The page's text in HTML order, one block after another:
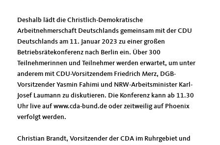
Deshalb lädt die Christlich-Demokratische
Arbeitnehmerschaft Deutschlands gemeinsam mit der CDU
Deutschlands am 11. Januar 2023 zu einer großen
Betriebsrätekonferenz nach Berlin ein. Über 300
Teilnehmerinnen und Teilnehmer werden erwartet, um unter
anderem mit CDU-Vorsitzendem Friedrich Merz, DGB-
Vorsitzender Yasmin Fahimi und NRW-Arbeitsminister Karl-
Josef Laumann zu diskutieren. Die Konferenz kann ab 11.30
Uhr live auf www.cda-bund.de oder zeitweilig auf Phoenix
verfolgt werden.
Christian Brandt, Vorsitzender der CDA im Ruhrgebiet und